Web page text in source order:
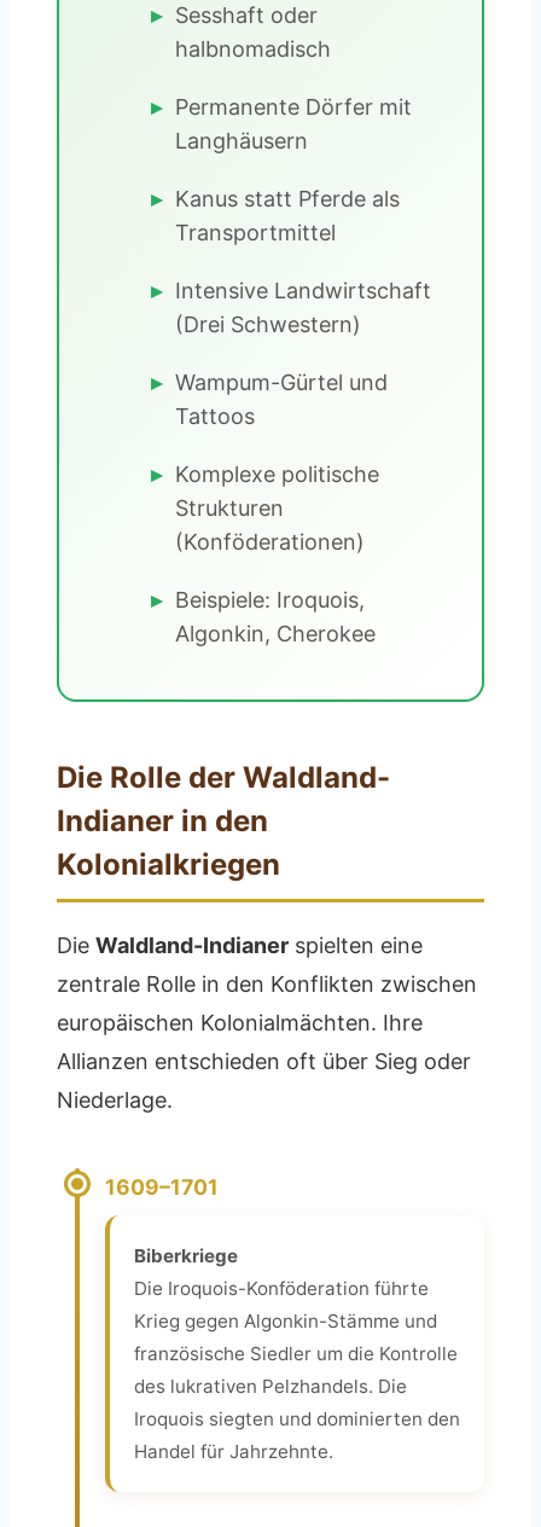
Sesshaft oder
halbnomadisch
Permanente Dörfer mit
Langhäusern
Kanus statt Pferde als
Transportmittel
Intensive Landwirtschaft
(Drei Schwestern)
Wampum-Gürtel und
Tattoos
Komplexe politische
Strukturen
(Konföderationen)
Beispiele: Iroquois,
Algonkin, Cherokee
Die Rolle der Waldland-
Indianer in den
Kolonialkriegen
Die Waldland-Indianer spielten eine
zentrale Rolle in den Konflikten zwischen
europäischen Kolonialmächten. Ihre
Allianzen entschieden oft über Sieg oder
Niederlage.
1609–1701
Biberkriege
Die Iroquois-Konföderation führte
Krieg gegen Algonkin-Stämme und
französische Siedler um die Kontrolle
des lukrativen Pelzhandels. Die
Iroquois siegten und dominierten den
Handel für Jahrzehnte.